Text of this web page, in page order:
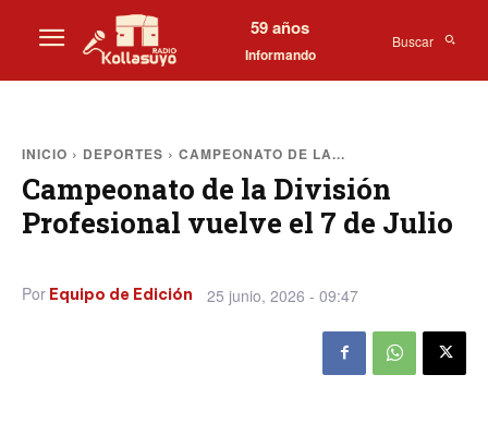
59 años
Informando
Buscar
INICIO DEPORTES CAMPEONATO DE LA...
Campeonato de la División
Profesional vuelve el 7 de Julio
Por Equipo de Edición 25 junio, 2026 - 09:47